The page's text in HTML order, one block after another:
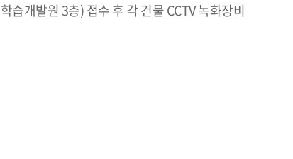
개발원 3층) 접수 후 각 건물 CCTV 녹화장비